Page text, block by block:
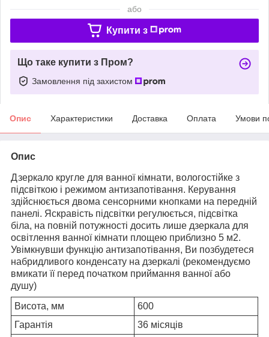
або
Купити з
Що таке купити з Пром?
Замовлення під захистом
Опис Характеристики Доставка Оплата Умови
Опис
Дзеркало кругле для ванної кімнати, вологостійке з
підсвіткою і режимом антизапотівання. Керування
здійснюється двома сенсорними кнопками на передній
панелі. Яскравість підсвітки регулюється, підсвітка
біла, на повній потужності досить лише дзеркала для
освітлення ванної кімнати площею приблизно 5 м2.
Увімкнувши функцію антизапотівання, Ви позбудетеся
набридливого конденсату на дзеркалі (рекомендуємо
вмикати її перед початком приймання ванної або
душу)
Висота, мм
600
Гарантія
36 місяців